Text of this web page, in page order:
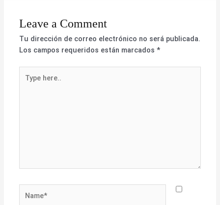
Leave a Comment
Tu dirección de correo electrónico no será publicada.
Los campos requeridos están marcados*
here..